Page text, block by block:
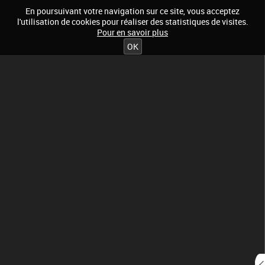
En poursuivant votre navigation sur ce site, vous acceptez
l'utilisation de cookies pour réaliser des statistiques de visites.
Pour en savoir plus
OK